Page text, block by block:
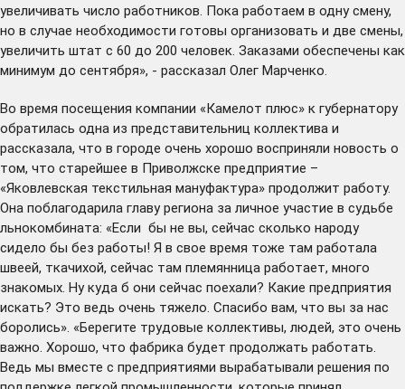
увеличивать число работников. Пока работаем в одну смену,
но в случае необходимости готовы организовать и две смены,
увеличить штат с 60 до 200 человек. Заказами обеспечены как
минимум до сентября», - рассказал Олег Марченко.
Во время посещения компании «Камелот плюс» к губернатору
обратилась одна из представительниц коллектива и
рассказала, что в городе очень хорошо восприняли новость о
том, что старейшее в Приволжске предприятие –
«Яковлевская текстильная мануфактура» продолжит работу.
Она поблагодарила главу региона за личное участие в судьбе
льнокомбината: «Если бы не вы, сейчас сколько народу
сидело бы без работы! Я в свое время тоже там работала
швеей, ткачихой, сейчас там племянница работает, много
знакомых. Ну куда б они сейчас поехали? Какие предприятия
искать? Это ведь очень тяжело. Спасибо вам, что вы за нас
боролись». «Берегите трудовые коллективы, людей, это очень
важно. Хорошо, что фабрика будет продолжать работать.
Ведь мы вместе с предприятиями вырабатывали решения по